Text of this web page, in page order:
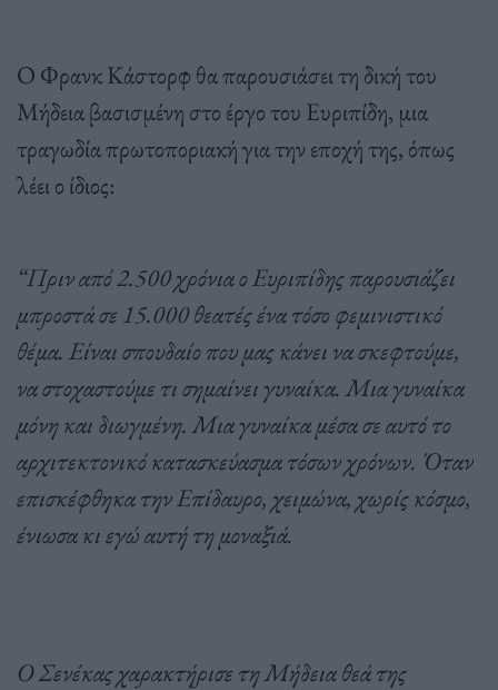
Ο Φρανκ Κάστορφ θα παρουσιάσει τη δική του
Μήδεια βασισμένη στο έργο του Ευριπίδη, μια
τραγωδία πρωτοποριακή για την εποχή της, όπως
λέει ο ίδιος:
“Πριν από 2.500 χρόνια ο Ευριπίδης παρουσιάζει
μπροστά σε 15.000 θεατές ένα τόσο φεμινιστικό
θέμα. Είναι σπουδαίο που μας κάνει να σκεφτούμε,
να στοχαστούμε τι σημαίνει γυναίκα. Μια γυναίκα
μόνη και διωγμένη. Μια γυναίκα μέσα σε αυτό το
αρχιτεκτονικό κατασκεύασμα τόσων χρόνων. Όταν
επισκέφθηκα την Επίδαυρο, χειμώνα, χωρίς κόσμο,
ένιωσα κι εγώ αυτή τη μοναξιά.
Ο Σενέκας χαρακτήρισε τη Μήδεια θεά της